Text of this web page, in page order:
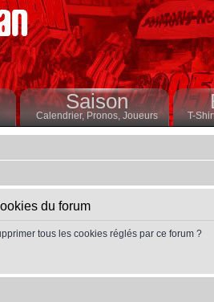
Saison
Calendrier,Pronos, Joueurs T-
du forum
tous les cookies réglés par ce forum ?